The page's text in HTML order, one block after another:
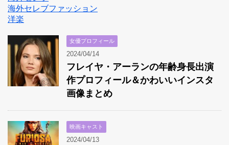
海外セレブファッション
洋楽
女優プロフィール
2024/04/14
フレイヤ・アーランの年齢身長出演
作プロフィール＆かわいいインスタ
画像まとめ
映画キャスト
2024/04/13